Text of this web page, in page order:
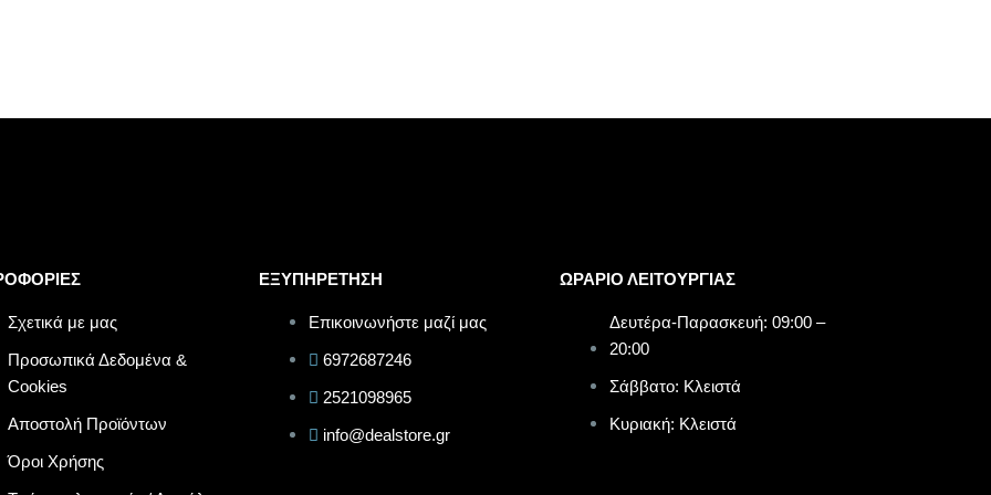
Σχετικά με μας
Προσωπικά Δεδομένα &
Cookies
Αποστολή Προϊόντων
Όροι Χρήσης
ΕΞΥΠΗΡΕΤΗΣΗ
Επικοινωνήστε μαζί μας
6972687246
2521098965
info@dealstore.gr
ΩΡΑΡΙΟ ΛΕΙΤΟΥΡΓΙΑΣ​
Δευτέρα-Παρασκευή: 09:00 –
20:00
Σάββατο: Κλειστά
Κυριακή: Κλειστά